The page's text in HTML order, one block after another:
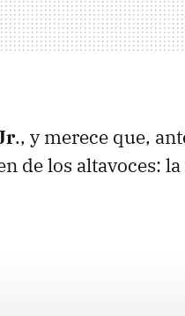
., y merece que,
de los altavoces: